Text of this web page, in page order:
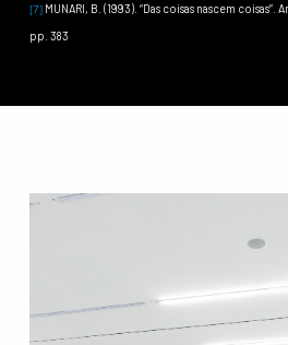
[7] MUNARI, B. (1993). “Das coisas nascem
pp. 383